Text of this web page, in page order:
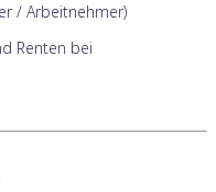
/ Arbeitnehmer)
Renten bei